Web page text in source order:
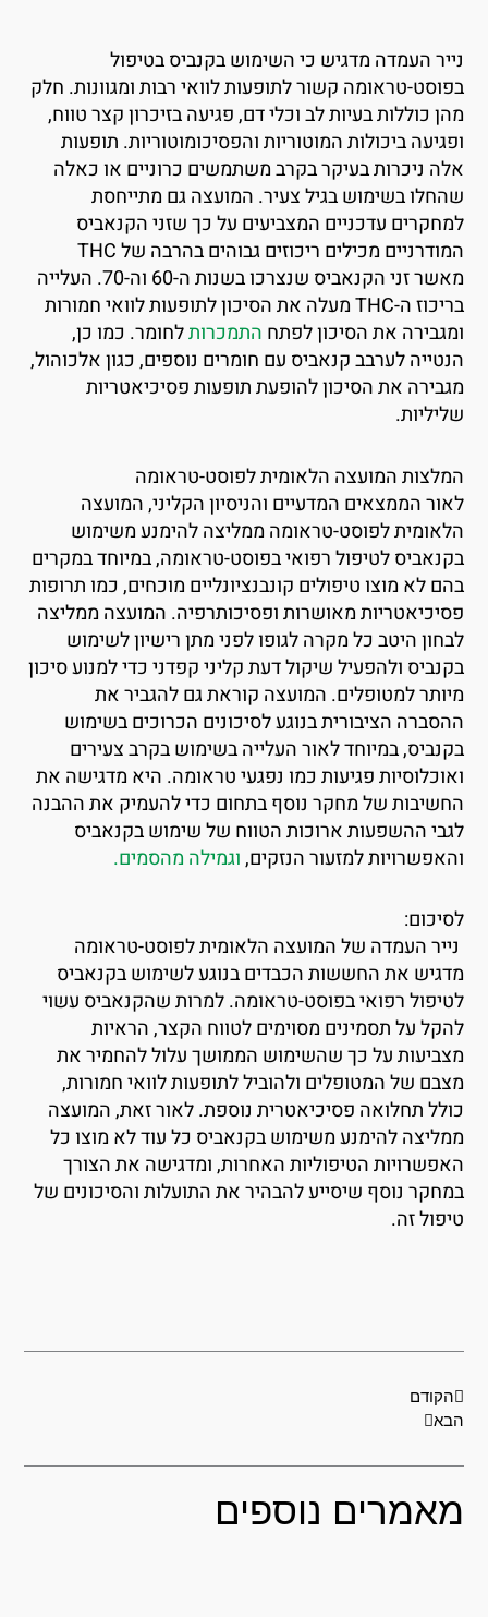
העמדה מדגיש כי השימוש בקנביס בטיפול
טראומה קשור לתופעות לוואי רבות ומגוונות. חלק
כוללות בעיות לב וכלי דם, פגיעה בזיכרון קצר טווח,
ביכולות המוטוריות והפסיכומוטוריות. תופעות
ניכרות בעיקר בקרב משתמשים כרוניים או כאלה
בשימוש בגיל צעיר. המועצה גם מתייחסת
עדכניים המצביעים על כך שזני הקנאביס
המודרניים מכילים ריכוזים גבוהים בהרבה של THC
מאשר זני הקנאביס שנצרכו בשנות ה-60 וה-70. העלייה
בריכוז ה-THC מעלה את הסיכון לתופעות לוואי חמורות
את הסיכון לפתחהתמכרותלחומר. כמו כן,
לערבב קנאביס עם חומרים נוספים, כגון אלכוהול,
את הסיכון להופעת תופעות פסיכיאטריות
המועצה הלאומית לפוסט-טראומה
הממצאים המדעיים והניסיון הקליני, המועצה
לפוסט-טראומה ממליצה להימנע משימוש
לטיפול רפואי בפוסט-טראומה, במיוחד במקרים
לא מוצו טיפולים קונבנציונליים מוכחים, כמו תרופות
מאושרות ופסיכותרפיה. המועצה ממליצה
היטב כל מקרה לגופו לפני מתן רישיון לשימוש
ולהפעיל שיקול דעת קליני קפדני כדי למנוע סיכון
למטופלים. המועצה קוראת גם להגביר את
הציבורית בנוגע לסיכונים הכרוכים בשימוש
במיוחד לאור העלייה בשימוש בקרב צעירים
פגיעות כמו נפגעי טראומה. היא מדגישה את
של מחקר נוסף בתחום כדי להעמיק את ההבנה
ההשפעות ארוכות הטווח של שימוש בקנאביס
למזעור הנזקים,וגמילה מהסמים.
העמדה של המועצה הלאומית לפוסט-טראומה
את החששות הכבדים בנוגע לשימוש בקנאביס
רפואי בפוסט-טראומה. למרות שהקנאביס עשוי
על תסמינים מסוימים לטווח הקצר, הראיות
על כך שהשימוש הממושך עלול להחמיר את
של המטופלים ולהוביל לתופעות לוואי חמורות,
תחלואה פסיכיאטרית נוספת. לאור זאת, המועצה
להימנע משימוש בקנאביס כל עוד לא מוצו כל
הטיפוליות האחרות, ומדגישה את הצורך
נוסף שיסייע להבהיר את התועלות והסיכונים של
זה.
הקודם
נוספים